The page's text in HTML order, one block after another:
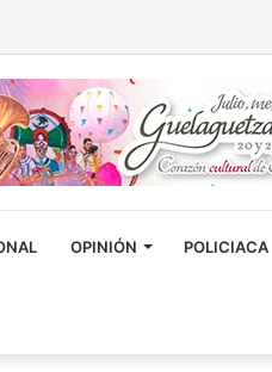
OPINIÓN POLICIACA